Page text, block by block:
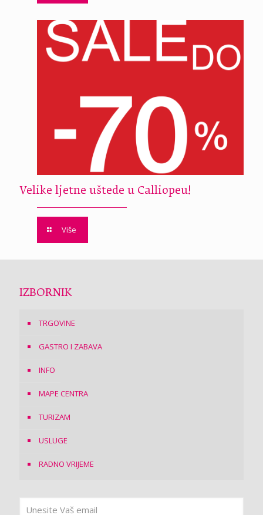
Velike ljetne uštede u Calliopeu!
Više
IZBORNIK
TRGOVINE
GASTRO I ZABAVA
INFO
MAPE CENTRA
TURIZAM
USLUGE
RADNO VRIJEME